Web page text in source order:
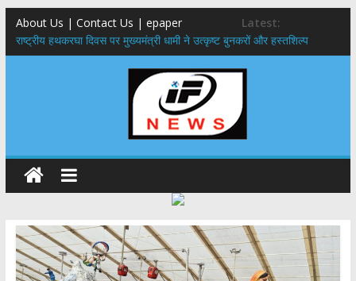
About Us | Contact Us | epaper
Latest:
राष्ट्रीय हथकरघा दिवस पर मुख्यमंत्री धामी ने उत्कृष्ट बुनकरों और हस्तशिल्प
कारीगरों को किया सम्मानित
मुख्यमंत्री ने उत्तराखण्ड क्षत्रिय कल्याण समिति की वेबसाइट एवं क्षत्रिय जागरण
मुख्यमंत्री ने हर घर तिरंगा यात्रा कार्यक्रम में किया प्रतिभाग,मुख्यमंत्री ने
प्रदेशवासियों से स्वतंत्रता दिवस पर अपने घरों में तिरंगा फहराने का किया आवाह्न
नंदा की चौकी पुल हादसा: PWD के EE, AE और JE निलंबित, सीएम धामी के निर्देश
पर सख्त कार्रवाई
मुख्यमंत्री ने 9 लाख 87 हजार17 पेंशन लाभार्थियों को कुल 146 करोड़ 32 लाख
की पेंशन राशि का किया भुगतान